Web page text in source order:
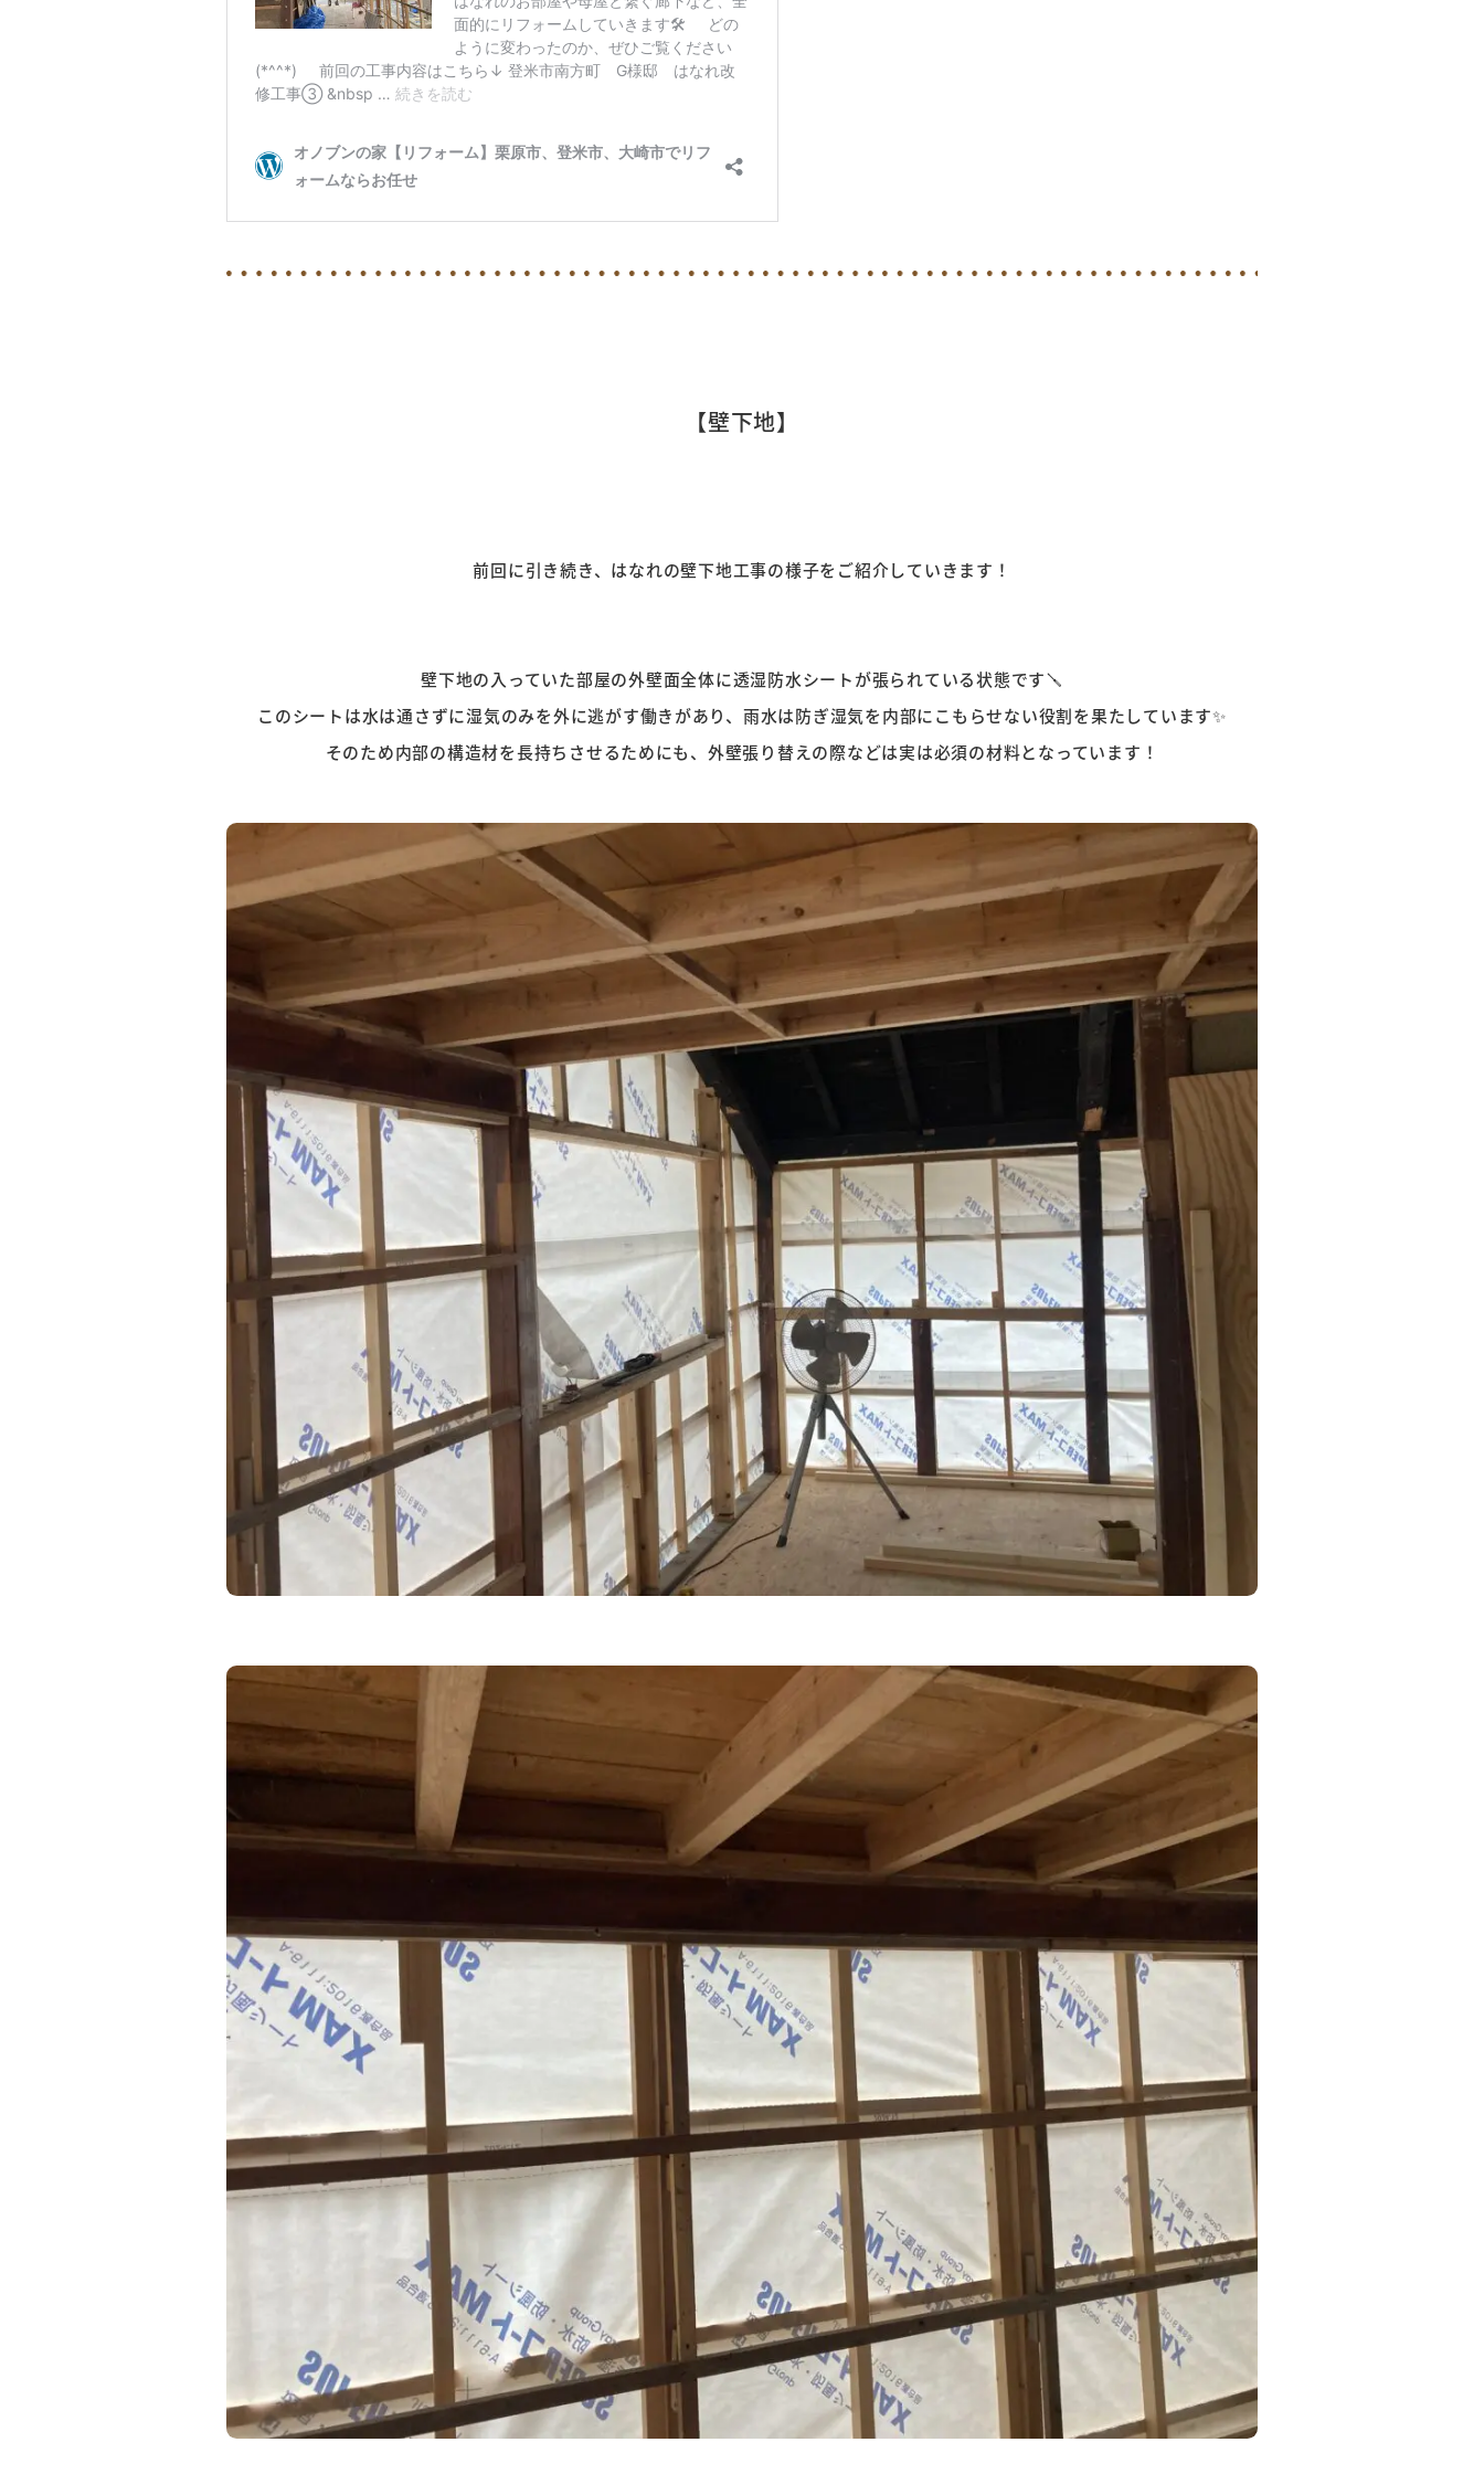
【壁下地】
前回に引き続き、はなれの壁下地工事の様子をご紹介していきます！
壁下地の入っていた部屋の外壁面全体に透湿防水シートが張られている状態です🪛
このシートは水は通さずに湿気のみを外に逃がす働きがあり、雨水は防ぎ湿気を内部にこもらせない役割を果たしています✨
そのため内部の構造材を長持ちさせるためにも、外壁張り替えの際などは実は必須の材料となっています！